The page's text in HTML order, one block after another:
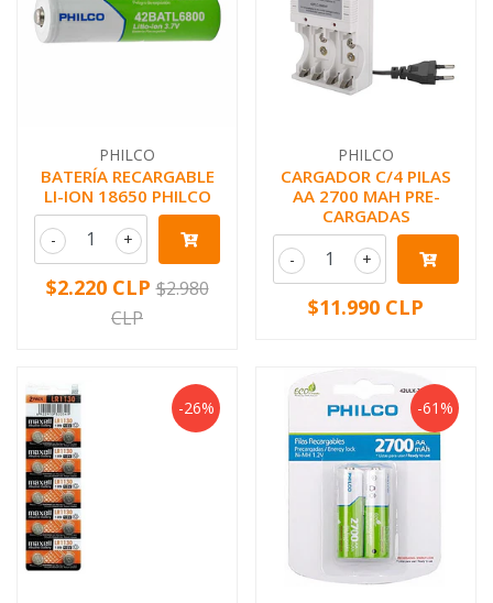
PHILCO
BATERÍA RECARGABLE
LI-ION 18650 PHILCO
+
-
$2.220 CLP $2.980
CLP
PHILCO
CARGADOR C/4 PILAS
AA 2700 MAH PRE-
CARGADAS
+
-
$11.990 CLP
-26% -61%